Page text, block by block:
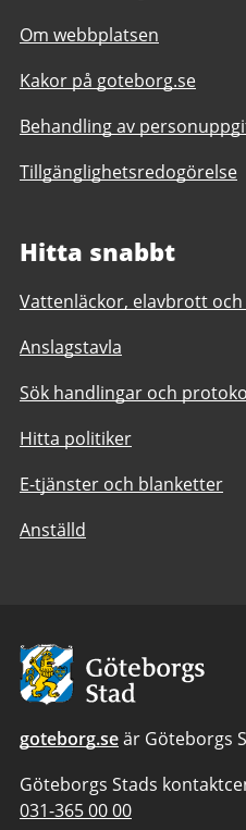
Om webbplatsen
Kakor på goteborg.se
Behandling av
Tillgänglighetsredogörelse
Hitta snabbt
Vattenläckor, elavbrott
Anslagstavla
Sök handlingar och
Hitta politiker
E-tjänster och blanketter
Anställd
Avsändare:
Göteborgs
Stad
goteborg.seär Göteborgs
Göteborgs Stads
Telefonnummer
031-365 00 00